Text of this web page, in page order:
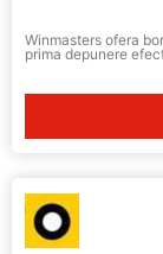
Winmasters ofera
prima depunere